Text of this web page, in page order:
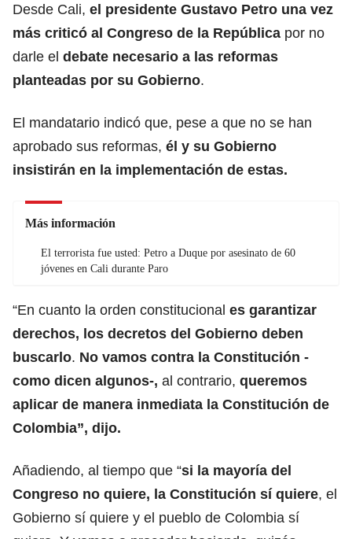
Desde Cali, el presidente Gustavo Petro una vez
más criticó al Congreso de la República por no
darle el debate necesario a las reformas
planteadas por su Gobierno.
El mandatario indicó que, pese a que no se han
aprobado sus reformas, él y su Gobierno
insistirán en la implementación de estas.
Más información
El terrorista fue usted: Petro a Duque por asesinato de 60
jóvenes en Cali durante Paro
“En cuanto la orden constitucional es garantizar
derechos, los decretos del Gobierno deben
buscarlo. No vamos contra la Constitución -
como dicen algunos-, al contrario, queremos
aplicar de manera inmediata la Constitución de
Colombia”, dijo.
Añadiendo, al tiempo que “si la mayoría del
Congreso no quiere, la Constitución sí quiere, el
Gobierno sí quiere y el pueblo de Colombia sí